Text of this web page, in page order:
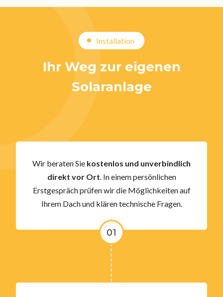
Installation
Ihr Weg zur eigenen
Solaranlage
01
Wir beraten Sie kostenlos und unverbindlich
direkt vor Ort . In einem persönlichen
Erstgespräch prüfen wir die Möglichkeiten auf
Ihrem Dach und klären technische Fragen.